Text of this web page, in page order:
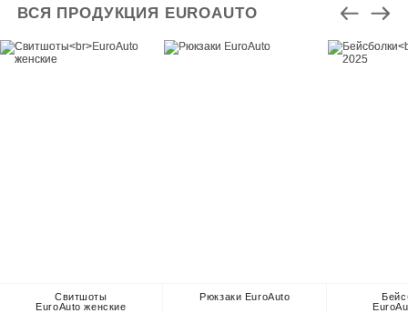
ВСЯ ПРОДУКЦИЯ EUROAUTO
Свитшоты
EuroAuto женские
Рюкзаки EuroAuto